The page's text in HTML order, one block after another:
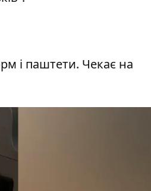
і паштети. Чекає на